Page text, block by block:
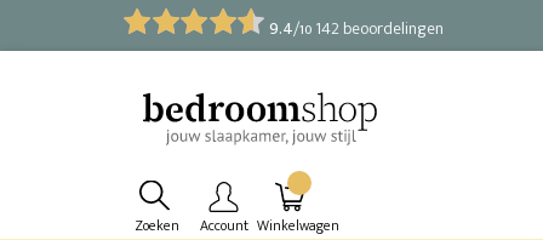
9.4/10 142 beoordelingen
Zoeken Account Winkelwagen